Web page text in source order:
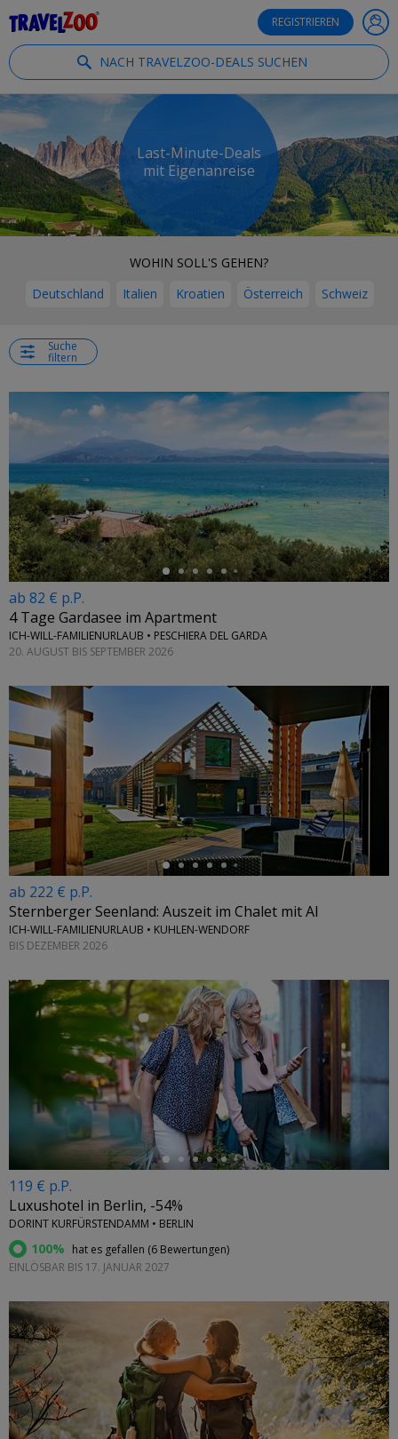
REGISTRIEREN
NACH TRAVELZOO-DEALS SUCHEN
Last-Minute-Deals
mit Eigenanreise
WOHIN SOLL'S GEHEN?
Deutschland
Italien Kroatien Österreich Schweiz
Suche
filtern
←
ab 82 € p.P.
4 Tage Gardasee im Apartment
ICH-WILL-FAMILIENURLAUB • PESCHIERA DEL GARDA
20. AUGUST BIS SEPTEMBER 2026
←
ab 222 € p.P.
Sternberger Seenland: Auszeit im Chalet mit AI
ICH-WILL-FAMILIENURLAUB • KUHLEN-WENDORF
BIS DEZEMBER 2026
119 € p.P.
Luxushotel in Berlin, -54%
DORINT KURFÜRSTENDAMM • BERLIN
100% hat es gefallen (6 Bewertungen)
EINLÖSBAR BIS 17. JANUAR 2027
←